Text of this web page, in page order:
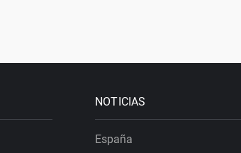
NOTICIAS
España